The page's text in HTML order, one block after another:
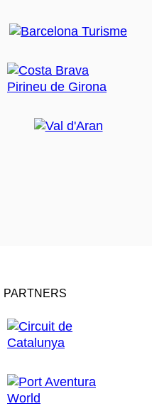
PARTNERS